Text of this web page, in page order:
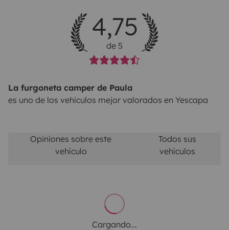
4,75
de 5
La furgoneta camper de Paula
es uno de los vehículos mejor valorados en Yescapa
Opiniones sobre este
vehículo
Todos sus
vehículos
Cargando...